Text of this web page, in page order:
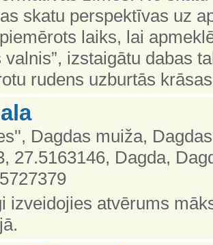
skatu perspektīvas uz
laiks, lai
valnis”, izstaigātu dabas
rudens uzburtās
Dagdas muiža,
27.5163146, Dagda,
izveidojies atvērums